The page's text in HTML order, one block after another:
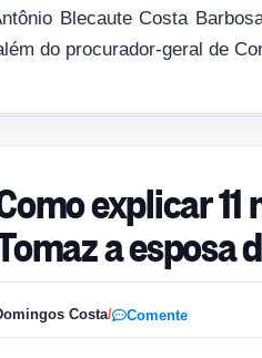
Blecaute Costa
do procurador-geral de
explicar
a esposa
Costa/ Comente